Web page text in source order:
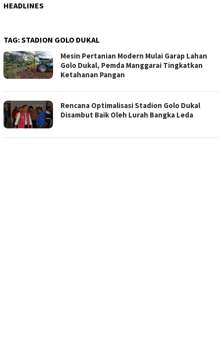
HEADLINES
TAG:STADION GOLO DUKAL
Mesin Pertanian Modern Mulai Garap Lahan
Golo Dukal, Pemda Manggarai Tingkatkan
Ketahanan Pangan
Rencana Optimalisasi Stadion Golo Dukal
Disambut Baik Oleh Lurah Bangka Leda